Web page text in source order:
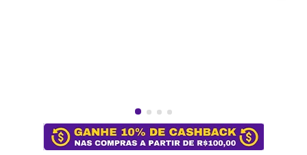
Aparelho Jantar
Lixeira